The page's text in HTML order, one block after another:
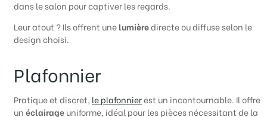
dans le salon pour captiver les regards.
Leur atout ? Ils offrent unelumièredirecte ou diffuse selon le
design choisi.
Plafonnier
Pratique et discret, le plafonnierest un incontournable. Il offre
unéclairageuniforme, idéal pour les pièces nécessitant de la